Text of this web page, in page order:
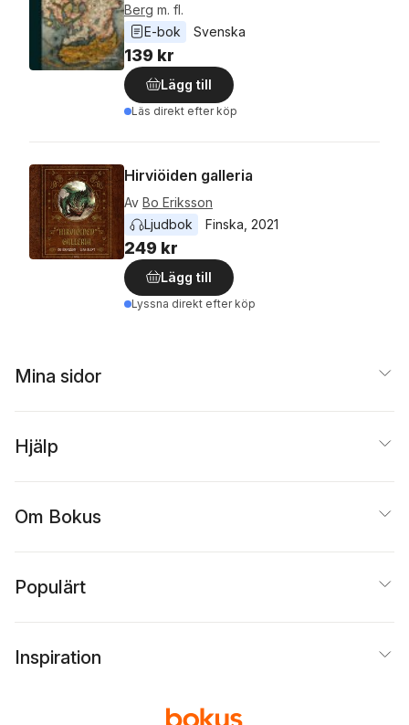
Berg m. fl.
E-bok
Svenska
139 kr
Lägg till
Läs direkt efter köp
Hirviöiden galleria
Av Bo Eriksson
Ljudbok
Finska 2021
249 kr
Lägg till
Lyssna direkt efter köp
Mina sidor
Hjälp
Om Bokus
Populärt
Inspiration